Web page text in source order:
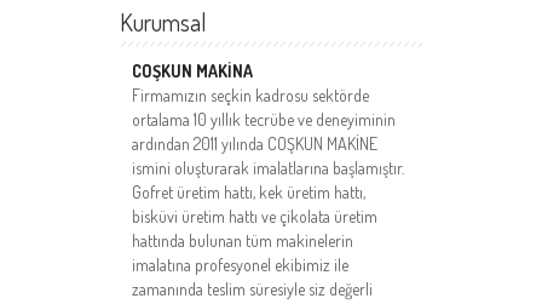
Kurumsal
COŞKUN MAKİNA
Firmamızın seçkin kadrosu sektörde
ortalama 10 yıllık tecrübe ve deneyiminin
ardından 2011 yılında COŞKUN MAKİNE
ismini oluşturarak imalatlarına başlamıştır.
Gofret üretim hattı, kek üretim hattı,
bisküvi üretim hattı ve çikolata üretim
hattında bulunan tüm makinelerin
imalatına profesyonel ekibimiz ile
zamanında teslim süresiyle siz değerli